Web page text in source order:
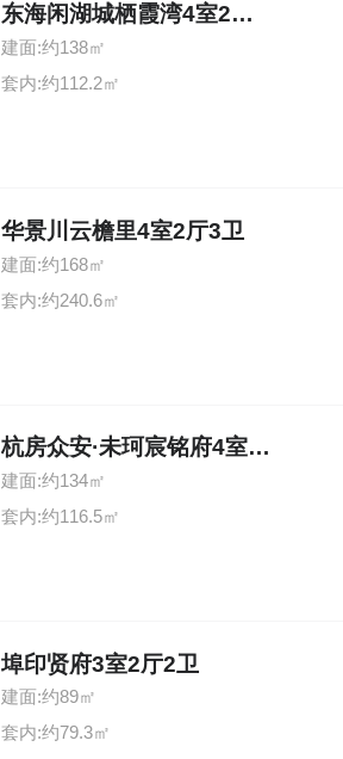
东海闲湖城栖霞湾4室2厅2卫
建面:约138㎡
套内:约112.2㎡
华景川云檐里4室2厅3卫
建面:约168㎡
套内:约240.6㎡
杭房众安·未珂宸铭府4室2厅2卫
建面:约134㎡
套内:约116.5㎡
埠印贤府3室2厅2卫
建面:约89㎡
套内:约79.3㎡